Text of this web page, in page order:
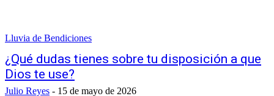
Lluvia de Bendiciones
¿Qué dudas tienes sobre tu disposición a que
Dios te use?
Julio Reyes - 15 de mayo de 2026